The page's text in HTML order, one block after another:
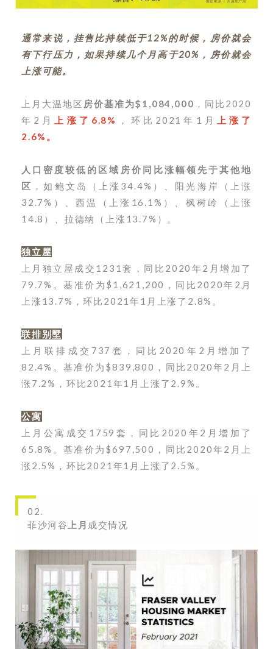
通常来说，挂售比持续低于12%的时候，房价就会
有下行压力，如果持续几个月高于20%，房价就会
上涨可能。
上月大温地区 房价基准为$1,084,000 ，同比2020
年2月
上涨了6.8% ，环比2021年1月
上涨了
2.6%。
人口密度较低的区域房价同比涨幅领先于其他地
区
，如鲍文岛（上涨34.4%）、阳光海岸（上涨
32.7%）、西温（上涨16.1%）、枫树岭（上涨
14.8）、拉德纳（上涨13.7%）。
独立屋
上月独立屋成交1231套，同比2020年2月增加了
79.7%。 基准价为$1,621,200，同比2020年2月
上涨13.7%，环比2021年1月上涨了2.8%。
联排别墅
上月联排成交737套，同比2020年2月增加了
82.4%。 基准价为$839,800，同比2020年2月上
涨7.2%，环比2021年1月上涨了2.9%。
公寓
上月公寓成交1759套，同比2020年2月增加了
65.8%。 基准价为$697,500，同比2020年2月上
涨2.5%，环比2021年1月上涨了2.5%。
02.
菲沙河谷 上月 成交情况